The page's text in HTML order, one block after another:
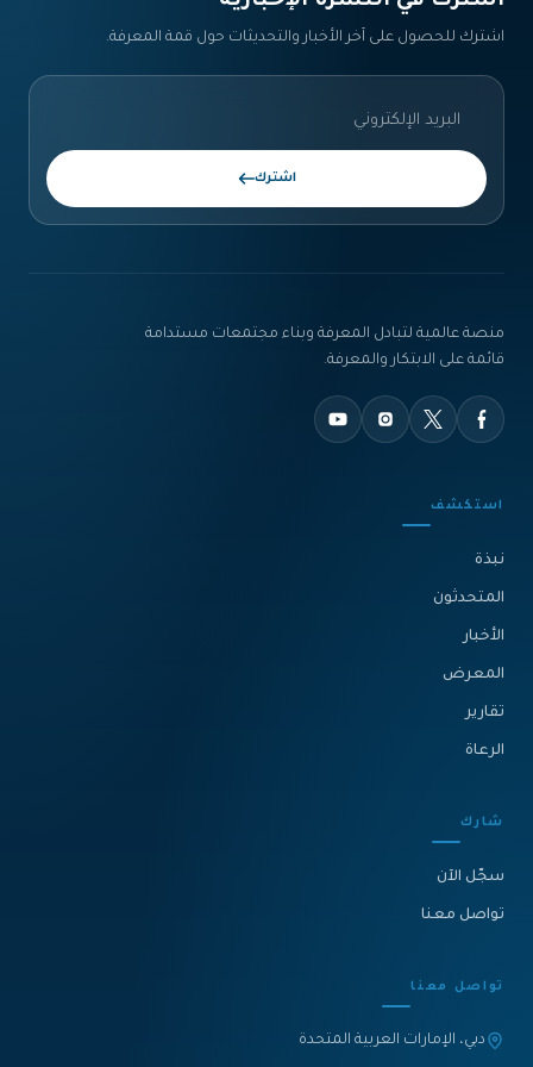
اشترك للحصول على آخر الأخبار والتحديثات حول قمة المعرفة.
اشترك
منصة عالمية لتبادل المعرفة وبناء مجتمعات مستدامة
قائمة على الابتكار والمعرفة.
استكشف
نبذة‎
المتحدثون
الأخبار
المعرض
تقارير
الرعاة
شارك
سجّل الآن
تواصل معنا
تواصل معنا
دبي، الإمارات العربية المتحدة